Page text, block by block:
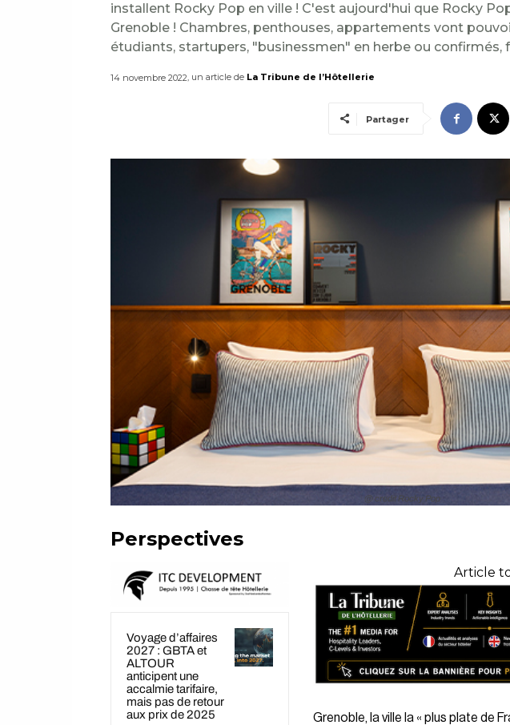
installent Rocky Pop en ville ! C'est aujourd'hui que Rocky
Grenoble ! Chambres, penthouses, appartements vont
étudiants, startupers, "businessmen" en herbe ou confirmés,
14 novembre 2022, un article de La Tribune de l’Hôtellerie
Partager
@ credit Rocky Pop
Perspectives
Voyage d’affaires
2027 : GBTA et
ALTOUR
anticipent une
accalmie tarifaire,
mais pas de retour
aux prix de 2025
Article
Grenoble, la ville la « plus plate de